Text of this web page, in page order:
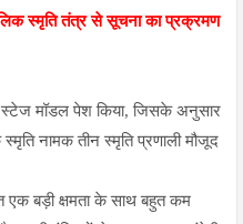
स्मृति तंत्र से सूचना का प्रक्रमण
मॉडल पेश किया, जिसके अनुसार
नामक तीन स्मृति प्रणाली मौजूद
एक बड़ी क्षमता के साथ बहुत कम